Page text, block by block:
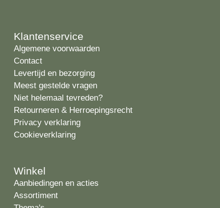
Klantenservice
Algemene voorwaarden
Contact
Levertijd en bezorging
Meest gestelde vragen
Niet helemaal tevreden?
Retourneren & Herroepingsrecht
Privacy verklaring
Cookieverklaring
Winkel
Aanbiedingen en acties
Assortiment